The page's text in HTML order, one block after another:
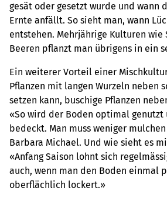
gesät oder gesetzt wurde und wann
Ernte anfällt. So sieht man, wann
entstehen. Mehrjährige Kulturen wie
Beeren pflanzt man übrigens in ein
Ein weiterer Vorteil einer
Pflanzen mit langen Wurzeln neben
setzen kann, buschige Pflanzen
«So wird der Boden optimal
bedeckt. Man muss weniger
Barbara Michael. Und wie sieht es
«Anfang Saison lohnt sich
auch, wenn man den Boden einmal
oberflächlich lockert.»